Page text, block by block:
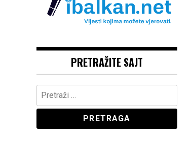
IBALKAN
PRETRAŽITE SAJT
Pretraga: